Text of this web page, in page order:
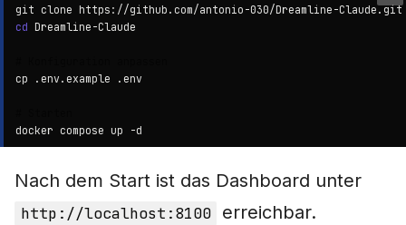
git clone
cd
cp
.env.example
docker compose up
Nach dem Start ist das Dashboard unter
http://localhost:8100 erreichbar.